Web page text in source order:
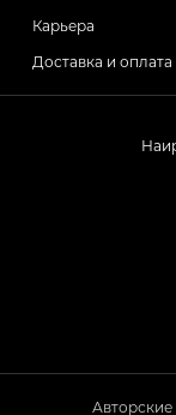
Карьера
Доставка и оплата